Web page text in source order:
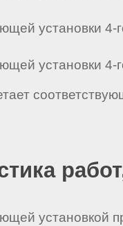
установки 4-
установки 4-
установкой